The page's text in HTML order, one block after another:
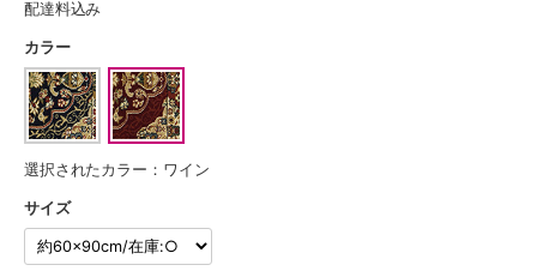
配達料込み
カラー
選択されたカラー：ワイン
サイズ